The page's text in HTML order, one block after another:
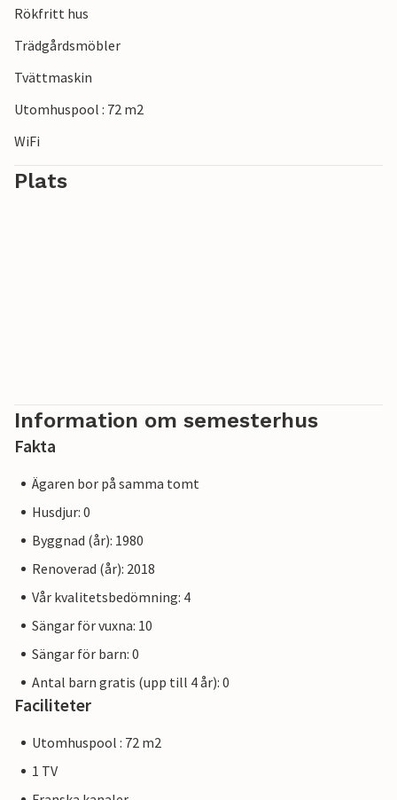
kust (stränder).
Rökfritt hus
Trädgårdsmöbler
Tvättmaskin
Utomhuspool : 72 m2
WiFi
Plats
Information om semesterhus
Fakta
Ägaren bor på samma tomt
Husdjur: 0
Byggnad (år): 1980
Renoverad (år): 2018
Vår kvalitetsbedömning: 4
Sängar för vuxna: 10
Sängar för barn: 0
Antal barn gratis (upp till 4 år): 0
Faciliteter
Utomhuspool : 72 m2
1 TV